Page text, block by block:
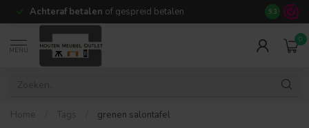
Achteraf betalen of gespreid betalen 14 dagen
9.3
MENU
0
Home Tags grenen salontafel